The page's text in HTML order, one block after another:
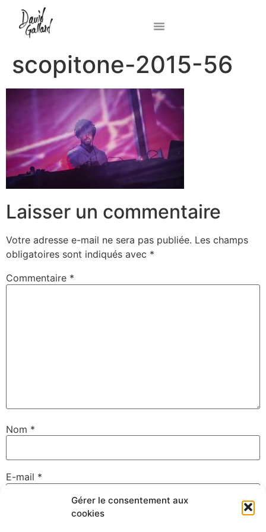
Gérer le consentement aux
cookies
scopitone-2015-56
Laisser un commentaire
Votre adresse e-mail ne sera pas publiée. Les champs
obligatoires sont indiqués avec *
Commentaire *
Nom *
E-mail *